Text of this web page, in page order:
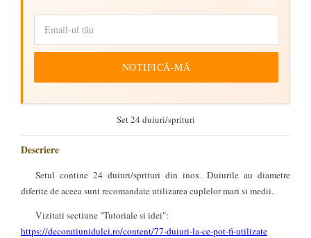
NOTIFICĂ-MĂ
Set 24 duiuri/sprituri
Descriere
Setul contine 24 duiuri/sprituri din inox. Duiurile au diametre
diferite de aceea sunt recomandate utilizarea cuplelor mari si medii.
Vizitati sectiune "Tutoriale si idei":
https://decoratiunidulci.ro/content/77-duiuri-la-ce-pot-fi-utilizate